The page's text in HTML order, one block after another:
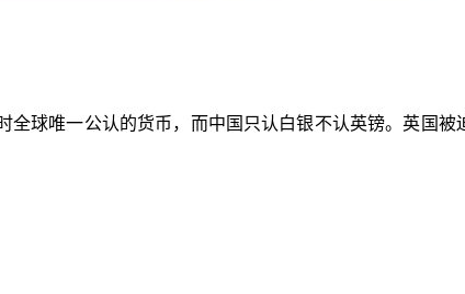
球唯一公认的货币，而中国只认白银不认英镑。英国